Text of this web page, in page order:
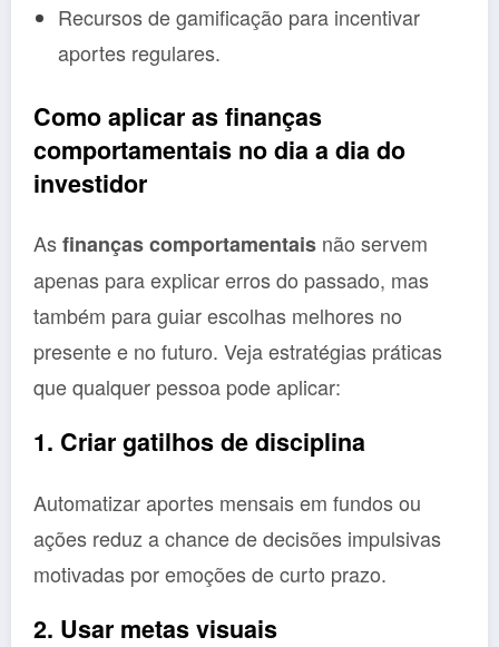
Recursos de gamificação para incentivar
aportes regulares.
Como aplicar as finanças
comportamentais no dia a dia do
investidor
Asfinanças comportamentais não servem
apenas para explicar erros do passado, mas
também para guiar escolhas melhores no
presente e no futuro. Veja estratégias práticas
que qualquer pessoa pode aplicar:
1. Criar gatilhos de disciplina
Automatizar aportes mensais em fundos ou
ações reduz a chance de decisões impulsivas
motivadas por emoções de curto prazo.
2. Usar metas visuais